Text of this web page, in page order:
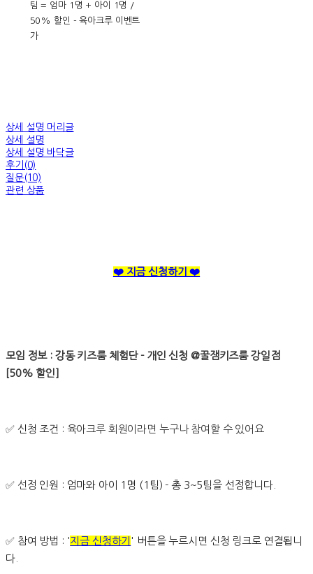
팀 = 엄마 1명 + 아이 1명 /
50% 할인 - 육아크루 이벤트
가
상세 설명 머리글
상세 설명
상세 설명 바닥글
후기(0)
질문(10)
관련 상품
❤️ 지금 신청하기 ❤️
모임 정보 : 강동 키즈룸 체험단 - 개인 신청 @꿀잼키즈룸 강일점
[50% 할인]
✅ 신청 조건 : 육아크루 회원이라면 누구나 참여할 수 있어요
✅ 선 정 인원 : 엄마와 아이 1명 (1팀) - 총 3~5팀을 선정합니다.
✅ 참여 방법 : '지금 신청하기 ' 버튼을 누르시면 신청 링크로 연결됩니
다.